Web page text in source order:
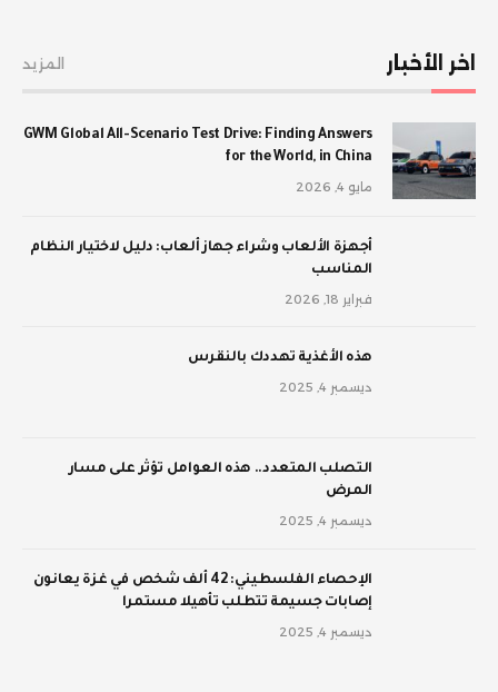
اخر الأخبار المزيد
GWM Global All-Scenario Test Drive: Finding Answers
for the World, in China
مايو 4, 2026
أجهزة الألعاب وشراء جهاز ألعاب: دليل لاختيار النظام
المناسب
فبراير 18, 2026
‫هذه الأغذية تهددك بالنقرس
ديسمبر 4, 2025
‫التصلب المتعدد.. هذه العوامل تؤثر على مسار
المرض
ديسمبر 4, 2025
الإحصاء الفلسطيني: 42 ألف شخص في غزة يعانون
إصابات جسيمة تتطلب تأهيلا مستمرا
ديسمبر 4, 2025